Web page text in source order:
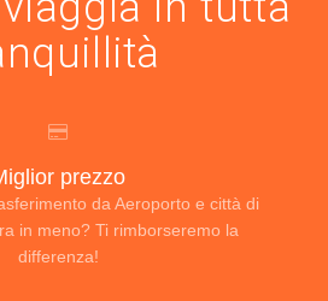
prezzo
da Aeroporto e città di
in meno? Ti rimborseremo la
differenza!